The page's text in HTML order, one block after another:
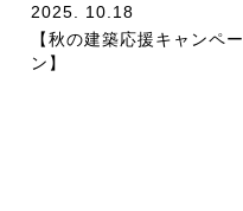
2025. 10.18
【秋の建築応援キャンペー
ン】